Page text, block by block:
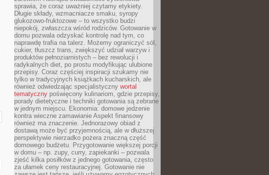
sprawia, że coraz uważniej czytamy etykiety.
Długie składy, wzmacniacze smaku, syropy
glukozowo-fruktozowe – to wszystko budzi
niepokój, zwłaszcza wśród rodziców. Gotowanie w
domu pozwala odzyskać kontrolę nad tym, co
naprawdę trafia na talerz. Możemy ograniczyć sól,
cukier, tłuszcz trans, zwiększyć udział warzyw i
produktów pełnoziarnistych – bez rewolucji i
radykalnych diet, po prostu modyfikując ulubione
przepisy. Coraz częściej inspiracji szukamy nie
tylko w tradycyjnych książkach kucharskich, ale
również odwiedzając specjalistyczny wortal
tematyczny poświęcony kulinariom, gdzie przepisy,
porady dietetyczne i techniki gotowania są zebrane
w jednym miejscu. Ekonomia: domowe jedzenie
kontra wieczne zamawianie Aspekt finansowy
również ma znaczenie. Jednorazowy obiad z
dostawą może być przyjemnością, ale w dłuższej
perspektywie nierzadko pożera znaczną część
domowego budżetu. Przygotowanie większej porcji
w domu – np. zupy, curry, zapiekanki – pozwala
zjeść kilka posiłków z jednego gotowania, często
za ułamek ceny restauracyjnej. Gotowanie nie